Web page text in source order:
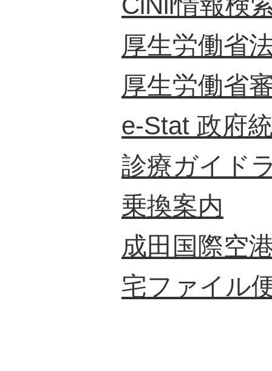
厚生労働省
厚生労働省
e-Stat 政府
診療ガイド
乗換案内
成田国際空
宅ファイル